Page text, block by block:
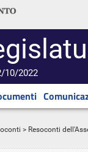
10/2022
> Resoconti